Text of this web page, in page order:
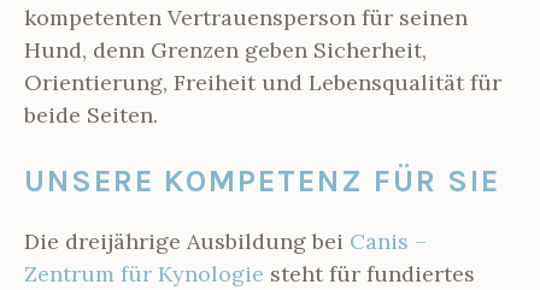
kompetenten Vertrauensperson für seinen
Hund, denn Grenzen geben Sicherheit,
Orientierung, Freiheit und Lebensqualität für
beide Seiten.
UNSERE KOMPETENZ FÜR SIE
Die dreijährige Ausbildung bei Canis –
Zentrum für Kynologie steht für fundiertes